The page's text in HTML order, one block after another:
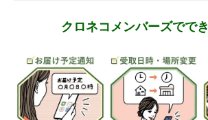
クロネコメンバーズでで